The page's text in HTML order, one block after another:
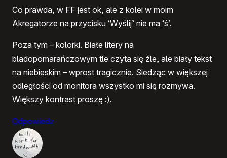
Co prawda, w FF jest ok, ale z kolei w moim
Akregatorze na przycisku ‘Wyślij’ nie ma ‘ś’.
Poza tym – kolorki. Białe litery na
bladopomarańczowym tle czyta się źle, ale biały tekst
na niebieskim – wprost tragicznie. Siedząc w większej
odległości od monitora wszystko mi się rozmywa.
Większy kontrast proszę :).
Odpowiedz